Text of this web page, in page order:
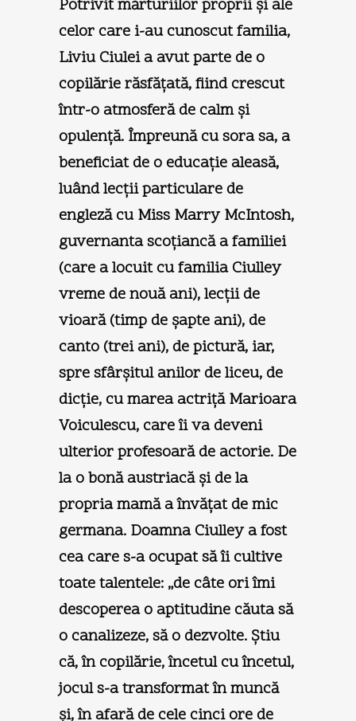
Potrivit mărturiilor proprii şi ale
celor care i-au cunoscut familia,
Liviu Ciulei a avut parte de o
copilărie răsfăţată, fiind crescut
într-o atmosferă de calm şi
opulenţă. Împreună cu sora sa, a
beneficiat de o educaţie aleasă,
luând lecţii particulare de
engleză cu Miss Marry McIntosh,
guvernanta scoţiancă a familiei
(care a locuit cu familia Ciulley
vreme de nouă ani), lecţii de
vioară (timp de şapte ani), de
canto (trei ani), de pictură, iar,
spre sfârşitul anilor de liceu, de
dicţie, cu marea actriţă Marioara
Voiculescu, care îi va deveni
ulterior profesoară de actorie. De
la o bonă austriacă şi de la
propria mamă a învăţat de mic
germana. Doamna Ciulley a fost
cea care s-a ocupat să îi cultive
toate talentele: „de câte ori îmi
descoperea o aptitudine căuta să
o canalizeze, să o dezvolte. Ştiu
că, în copilărie, încetul cu încetul,
jocul s-a transformat în muncă
şi, în afară de cele cinci ore de